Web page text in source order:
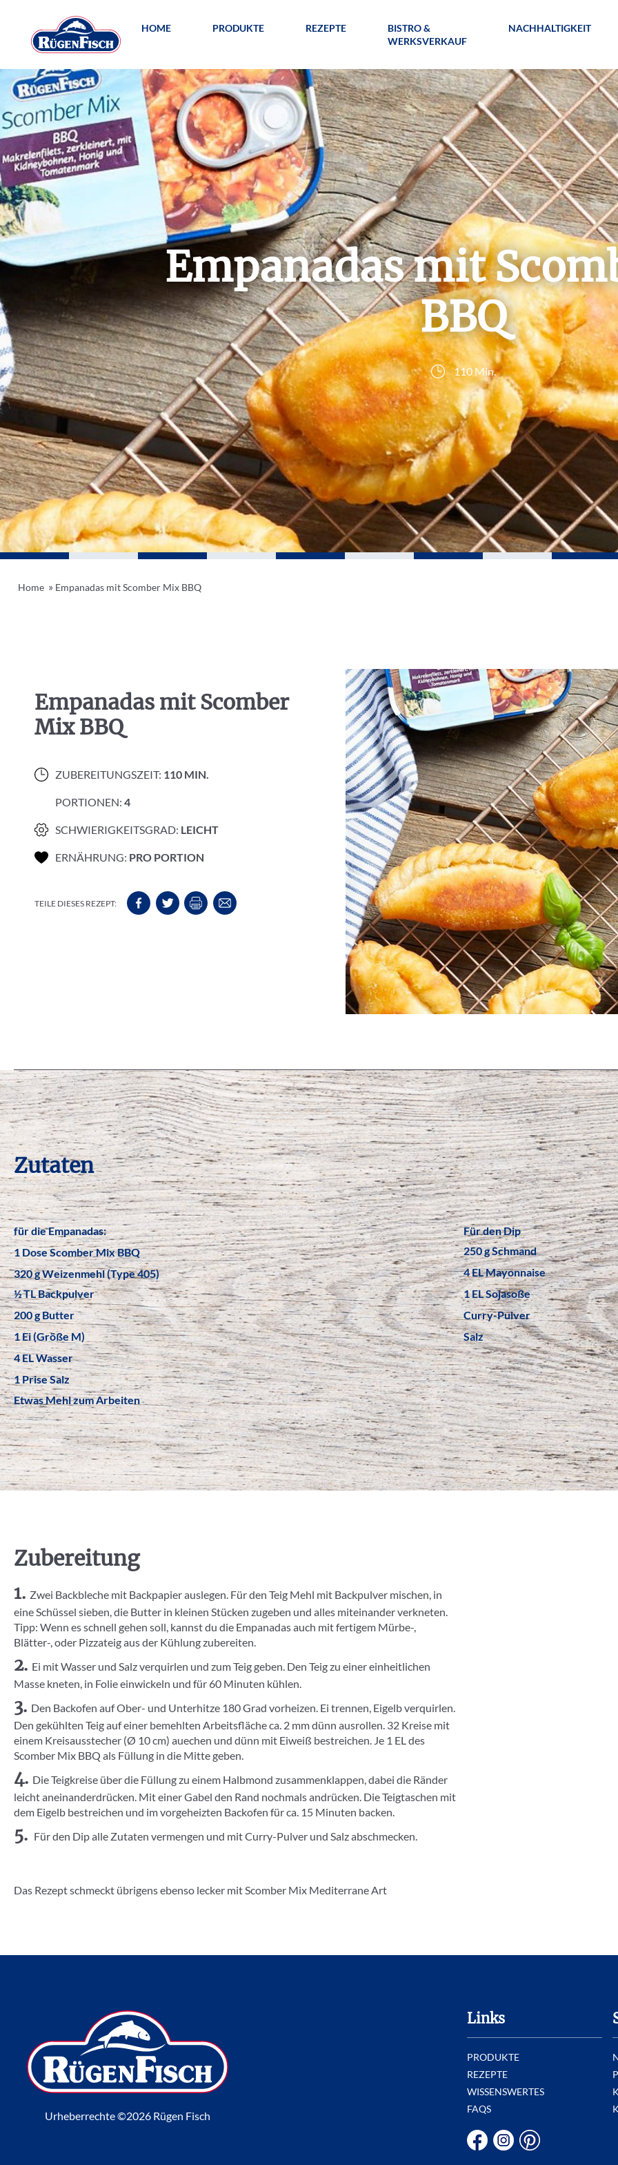
HOME PRODUKTE REZEPTE
BISTRO &
WERKSVERKAUF
NACHHALTIGKEIT
Empanadas mit
BBQ
110 Min.
Home » Empanadas mit Scomber Mix BBQ
Empanadas mit Scomber
Mix BBQ
ZUBEREITUNGSZEIT: 110 MIN.
PORTIONEN: 4
SCHWIERIGKEITSGRAD: LEICHT
ERNÄHRUNG: PRO PORTION
TEILE DIESES REZEPT:
Zutaten
für die Empanadas:
Für den Dip
1 Dose Scomber Mix BBQ
250 g Schmand
320 g Weizenmehl (Type 405)
4 EL Mayonnaise
½ TL Backpulver
1 EL Sojasoße
200 g Butter
Curry-Pulver
1 Ei (Größe M)
Salz
4 EL Wasser
1 Prise Salz
Etwas Mehl zum Arbeiten
Zubereitung
Zwei Backbleche mit Backpapier auslegen. Für den Teig Mehl mit Backpulver mischen, in
eine Schüssel sieben, die Butter in kleinen Stücken zugeben und alles miteinander verkneten.
Tipp: Wenn es schnell gehen soll, kannst du die Empanadas auch mit fertigem Mürbe-,
Blätter-, oder Pizzateig aus der Kühlung zubereiten.
Ei mit Wasser und Salz verquirlen und zum Teig geben. Den Teig zu einer einheitlichen
Masse kneten, in Folie einwickeln und für 60 Minuten kühlen.
Den Backofen auf Ober- und Unterhitze 180 Grad vorheizen. Ei trennen, Eigelb verquirlen.
Den gekühlten Teig auf einer bemehlten Arbeitsfläche ca. 2 mm dünn ausrollen. 32 Kreise mit
einem Kreisausstecher (Ø 10 cm) auechen und dünn mit Eiweiß bestreichen. Je 1 EL des
Scomber Mix BBQ als Füllung in die Mitte geben.
Die Teigkreise über die Füllung zu einem Halbmond zusammenklappen, dabei die Ränder
leicht aneinanderdrücken. Mit einer Gabel den Rand nochmals andrücken. Die Teigtaschen mit
dem Eigelb bestreichen und im vorgeheizten Backofen für ca. 15 Minuten backen.
Für den Dip alle Zutaten vermengen und mit Curry-Pulver und Salz abschmecken.
Das Rezept schmeckt übrigens ebenso lecker mit Scomber Mix Mediterrane Art
Urheberrechte ©2026 Rügen Fisch
Links
PRODUKTE
REZEPTE
WISSENSWERTES
FAQS